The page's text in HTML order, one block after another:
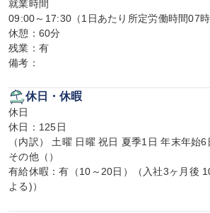
就業時間
09:00～17:30（1日あたり所定労働時間07時
休憩：60分
残業：有
備考：
休日・休暇
休日
休日：125日
（内訳） 土曜 日曜 祝日 夏季1日 年末年始6
その他（）
有給休暇：有（10～20日）（入社3ヶ月後
よる)）